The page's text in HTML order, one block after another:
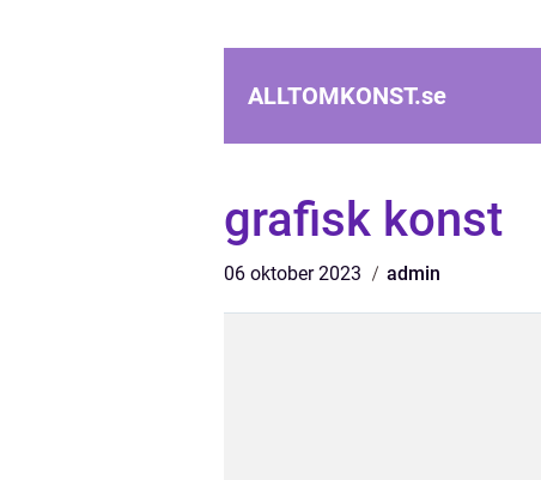
ALLTOMKONST.se
grafisk konst
06 oktober 2023 admin